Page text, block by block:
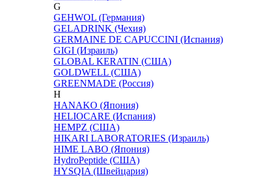
G
GEHWOL (Германия)
GELADRINK (Чехия)
GERMAINE DE CAPUCCINI (Испания)
GIGI (Израиль)
GLOBAL KERATIN (США)
GOLDWELL (США)
GREENMADE (Россия)
H
HANAKO (Япония)
HELIOCARE (Испания)
HEMPZ (США)
HIKARI LABORATORIES (Израиль)
HIME LABO (Япония)
HydroPeptide (США)
HYSQIA (Швейцария)